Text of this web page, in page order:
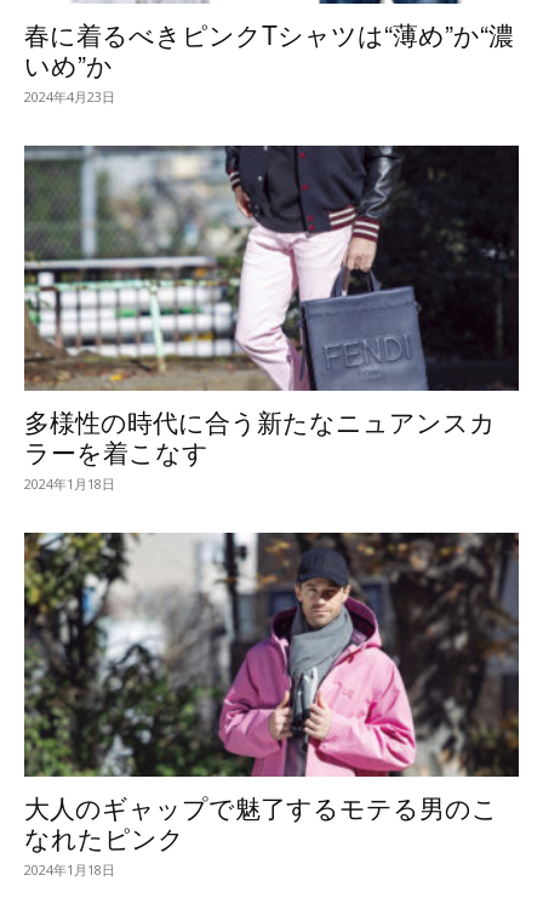
春に着るべきピンクTシャツは“薄め”か“濃
いめ”か
2024年4月23日
多様性の時代に合う新たなニュアンスカ
ラーを着こなす
2024年1月18日
大人のギャップで魅了するモテる男のこ
なれたピンク
2024年1月18日